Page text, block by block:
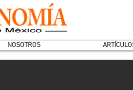
NOSOTROS